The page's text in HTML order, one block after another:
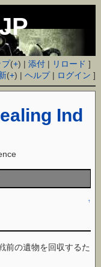
プ(+) |添付 | リロード ]
(+) |ヘルプ| ログイン ]
Ind
↑
前の遺物を回収するた